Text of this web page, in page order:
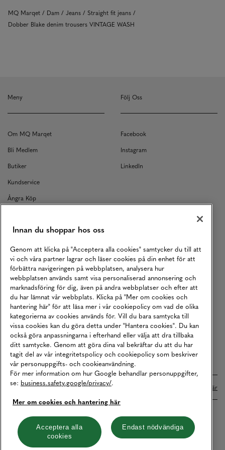
MQ Marqet Dam Jeans
Straight fit jeans
Dobber Blake denim trousers VINTAGE WASH
Meny
Om MQ Marqet
Bli Medlem
Butiker
Kundservice
Ångra Köp
Returer
Köpvillkor
Karriär
Vårt Ansvar
Våra Tjänster
Press
Studentrabatt
B2B
Tillgänglighetsredogörelse
Följ Oss
Facebook
Instagram
LinkedIn
Betalningar online sköts i samarbete med Klarna. Läs mer här
Cookies Integritetspolicy
Hantera cookies
Innan du shoppar hos oss
Genom att klicka på "Acceptera alla cookies" samtycker du till att
vi och våra partner lagrar och läser cookies på din enhet för att
förbättra navigeringen på webbplatsen, analysera hur
webbplatsen används samt visa personaliserad annonsering och
marknadsföring för dig, även på andra webbplatser och efter att
du har lämnat vår webbplats. Klicka på "Mer om cookies och
hantering här" för att läsa mer i vår cookiepolicy om vad de olika
kategorierna av cookies används för. Vill du bara samtycka till
vissa cookies kan du göra detta under "Hantera cookies". Du kan
också göra anpassningarna i efterhand eller välja att dra tillbaka
ditt samtycke. Genom att göra dina val bekräftar du att du har
tagit del av vår integritetspolicy och cookiepolicy som beskriver
vår personuppgifts- och cookieanvändning.
För mer information om hur Google behandlar personuppgifter,
se: business.safety.google/privacy/.
Mer om cookies och hantering här
Acceptera alla
cookies
Endast nödvändiga